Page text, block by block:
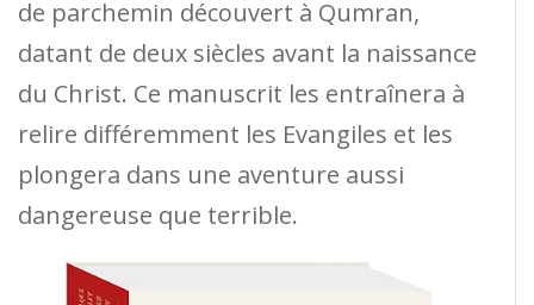
de parchemin découvert à Qumran,
datant de deux siècles avant la naissance
du Christ. Ce manuscrit les entraînera à
relire différemment les Evangiles et les
plongera dans une aventure aussi
dangereuse que terrible.